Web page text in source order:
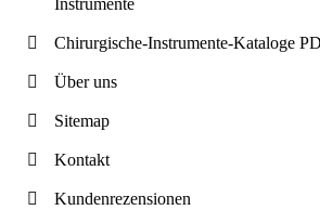
Chirurgische-Instrumente-Kataloge
Über uns
Sitemap
Kontakt
Kundenrezensionen